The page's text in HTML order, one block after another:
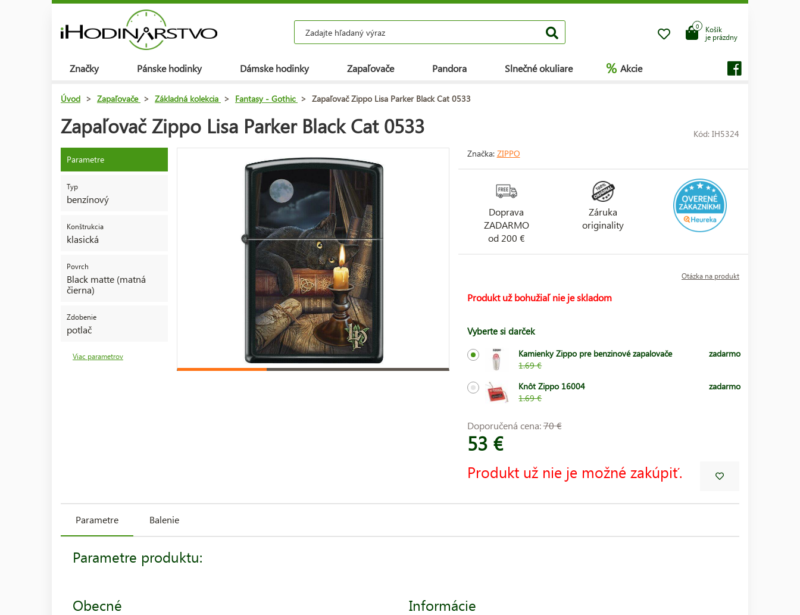
Košík
je prázdny
0
Značky Pánske hodinky Dámske hodinky Zapaľovače Pandora Slnečné okuliare % Akcie
Úvod > Zapaľovače > Základná kolekcia > Fantasy - Gothic > Zapaľovač Zippo Lisa Parker Black Cat 0533
Zapaľovač Zippo Lisa Parker Black Cat 0533 Kód: IH5324
Parametre
Typ
benzínový
Konštrukcia
klasická
Povrch
Black matte (matná
čierna)
Zdobenie
potlač
Viac parametrov
Značka: ZIPPO
Doprava
ZADARMO
od 200 €
Záruka
originality
Otázka na produkt
Produkt už bohužiaľ nie je skladom
Vyberte si darček
Kamienky Zippo pre benzinové zapalovače
1.69 €
zadarmo
Knôt Zippo 16004
1.69 €
zadarmo
Doporučená cena:70 €
53 €
Produkt už nie je možné zakúpiť.
Parametre Balenie
Parametre produktu:
Obecné Informácie